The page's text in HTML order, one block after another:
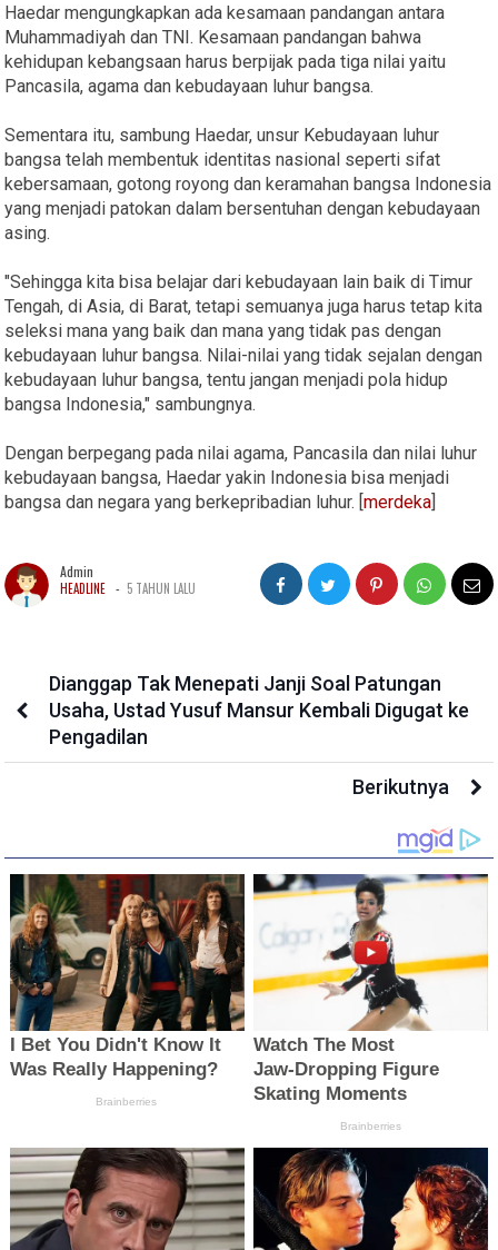
Haedar mengungkapkan ada kesamaan pandangan antara
Muhammadiyah dan TNI. Kesamaan pandangan bahwa
kehidupan kebangsaan harus berpijak pada tiga nilai yaitu
Pancasila, agama dan kebudayaan luhur bangsa.
Sementara itu, sambung Haedar, unsur Kebudayaan luhur
bangsa telah membentuk identitas nasional seperti sifat
kebersamaan, gotong royong dan keramahan bangsa Indonesia
yang menjadi patokan dalam bersentuhan dengan kebudayaan
asing.
"Sehingga kita bisa belajar dari kebudayaan lain baik di Timur
Tengah, di Asia, di Barat, tetapi semuanya juga harus tetap kita
seleksi mana yang baik dan mana yang tidak pas dengan
kebudayaan luhur bangsa. Nilai-nilai yang tidak sejalan dengan
kebudayaan luhur bangsa, tentu jangan menjadi pola hidup
bangsa Indonesia," sambungnya.
Dengan berpegang pada nilai agama, Pancasila dan nilai luhur
kebudayaan bangsa, Haedar yakin Indonesia bisa menjadi
bangsa dan negara yang berkepribadian luhur. [merdeka]
Admin
HEADLINE - 5 TAHUN LALU
Dianggap Tak Menepati Janji Soal Patungan
Usaha, Ustad Yusuf Mansur Kembali Digugat ke
Pengadilan
Berikutnya